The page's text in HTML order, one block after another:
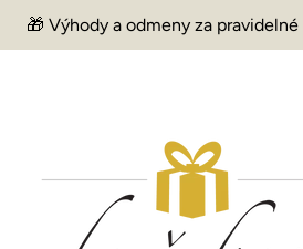
🎁 Výhody a odmeny za pravidelné